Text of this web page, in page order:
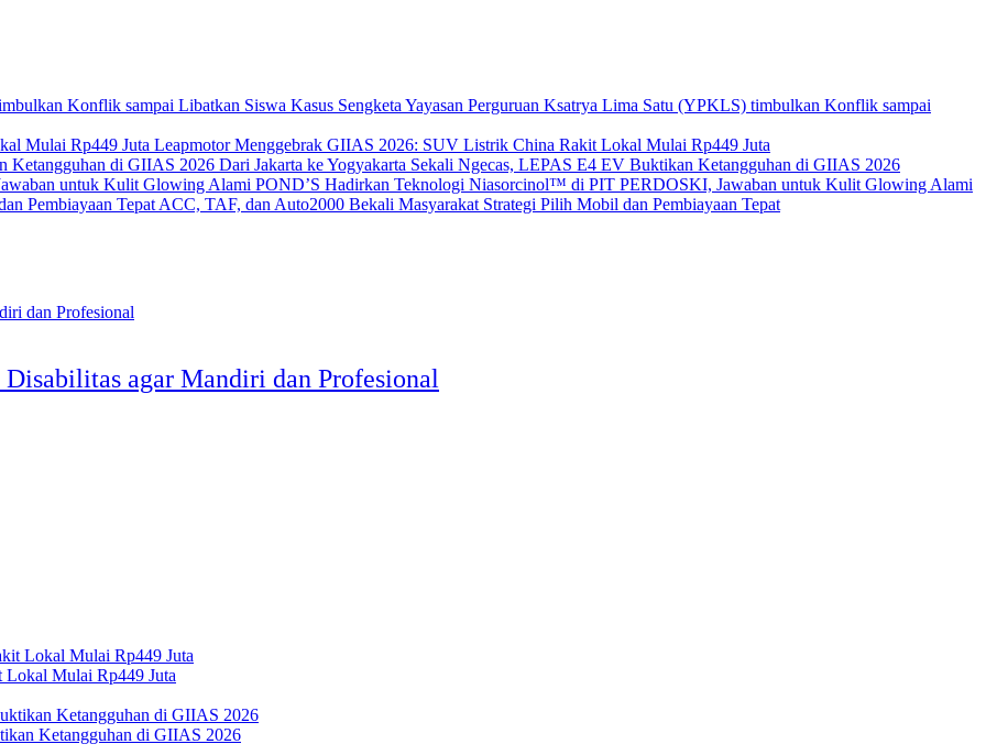
Kasus Sengketa Yayasan Perguruan Ksatrya Lima Satu (YPKLS) timbulkan Konflik sampai
Leapmotor Menggebrak GIIAS 2026: SUV Listrik China Rakit Lokal Mulai Rp449 Juta
Dari Jakarta ke Yogyakarta Sekali Ngecas, LEPAS E4 EV Buktikan Ketangguhan di GIIAS 2026
POND’S Hadirkan Teknologi Niasorcinol™ di PIT PERDOSKI, Jawaban untuk Kulit Glowing Alami
ACC, TAF, dan Auto2000 Bekali Masyarakat Strategi Pilih Mobil dan Pembiayaan Tepat
agar Mandiri dan Profesional
Mulai Rp449 Juta
Ketangguhan di GIIAS 2026